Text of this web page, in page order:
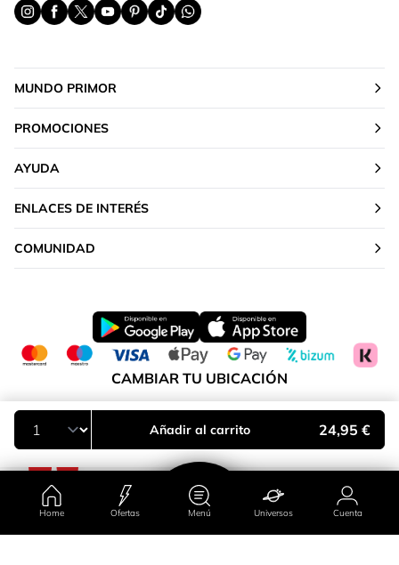
Home Ofertas Menú Universos Cuenta
Añadir al carrito 24,95 €
MUNDO PRIMOR
PROMOCIONES
AYUDA
ENLACES DE INTERÉS
COMUNIDAD
CAMBIAR TU UBICACIÓN
Península y Baleares